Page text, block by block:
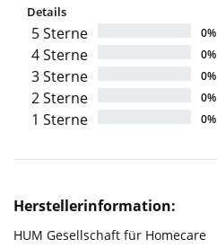
Details
5 Sterne 0%
4 Sterne 0%
3 Sterne 0%
2 Sterne 0%
1 Sterne 0%
Herstellerinformation:
HUM Gesellschaft für Homecare